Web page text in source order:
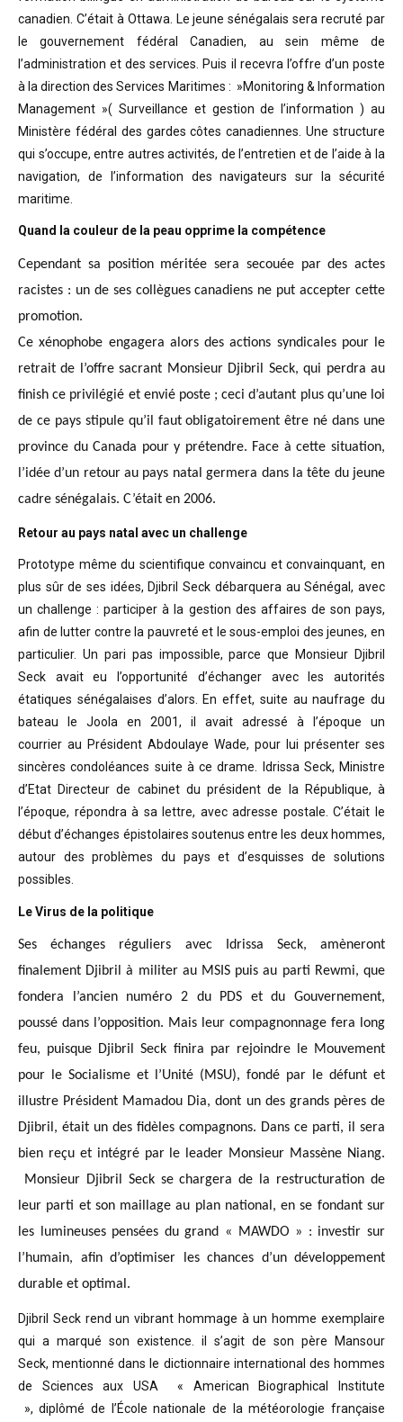
canadien. C’était à Ottawa. Le jeune sénégalais sera recruté par
le gouvernement fédéral Canadien, au sein même de
l’administration et des services. Puis il recevra l’offre d’un poste
à la direction des Services Maritimes : »Monitoring & Information
Management »( Surveillance et gestion de l’information ) au
Ministère fédéral des gardes côtes canadiennes. Une structure
qui s’occupe, entre autres activités, de l’entretien et de l’aide à la
navigation, de l’information des navigateurs sur la sécurité
maritime.
Quand la couleur de la peau opprime la compétence
Cependant sa position méritée sera secouée par des actes
racistes : un de ses collègues canadiens ne put accepter cette
promotion.
Ce xénophobe engagera alors des actions syndicales pour le
retrait de l’offre sacrant Monsieur Djibril Seck, qui perdra au
finish ce privilégié et envié poste ; ceci d’autant plus qu’une loi
de ce pays stipule qu’il faut obligatoirement être né dans une
province du Canada pour y prétendre. Face à cette situation,
l’idée d’un retour au pays natal germera dans la tête du jeune
cadre sénégalais. C’était en 2006.
Retour au pays natal avec un challenge
Prototype même du scientifique convaincu et convainquant, en
plus sûr de ses idées, Djibril Seck débarquera au Sénégal, avec
un challenge : participer à la gestion des affaires de son pays,
afin de lutter contre la pauvreté et le sous-emploi des jeunes, en
particulier. Un pari pas impossible, parce que Monsieur Djibril
Seck avait eu l’opportunité d’échanger avec les autorités
étatiques sénégalaises d’alors. En effet, suite au naufrage du
bateau le Joola en 2001, il avait adressé à l’époque un
courrier au Président Abdoulaye Wade, pour lui présenter ses
sincères condoléances suite à ce drame. Idrissa Seck, Ministre
d’Etat Directeur de cabinet du président de
la République, à
l’époque, répondra à sa lettre, avec adresse postale. C’était le
début d’échanges épistolaires soutenus entre les deux hommes,
autour des problèmes du pays et d’esquisses de solutions
possibles.
Le Virus de la politique
Ses échanges réguliers avec Idrissa Seck, amèneront
finalement Djibril à militer au MSIS puis au parti Rewmi, que
fondera l’ancien numéro 2 du PDS et du Gouvernement,
poussé dans l’opposition. Mais leur compagnonnage fera long
feu, puisque Djibril Seck finira par rejoindre le Mouvement
pour le Socialisme et l’Unité (MSU), fondé par le défunt et
illustre Président Mamadou Dia, dont un des grands pères de
Djibril, était un des fidèles compagnons. Dans ce parti, il sera
bien reçu et intégré par le leader Monsieur Massène Niang.
Monsieur Djibril Seck se chargera de la restructuration de
leur parti et son maillage au plan national, en se fondant sur
les lumineuses pensées du grand « MAWDO » : investir sur
l’humain, afin d’optimiser les chances d’un développement
durable et optimal.
Djibril Seck rend un vibrant hommage à un homme exemplaire
qui a marqué son existence. il s’agit de son père Mansour
Seck,mentionné dans le dictionnaire international des hommes
de Sciences aux USA « American Biographical Institute
», diplômé de l’École nationale de la météorologie française